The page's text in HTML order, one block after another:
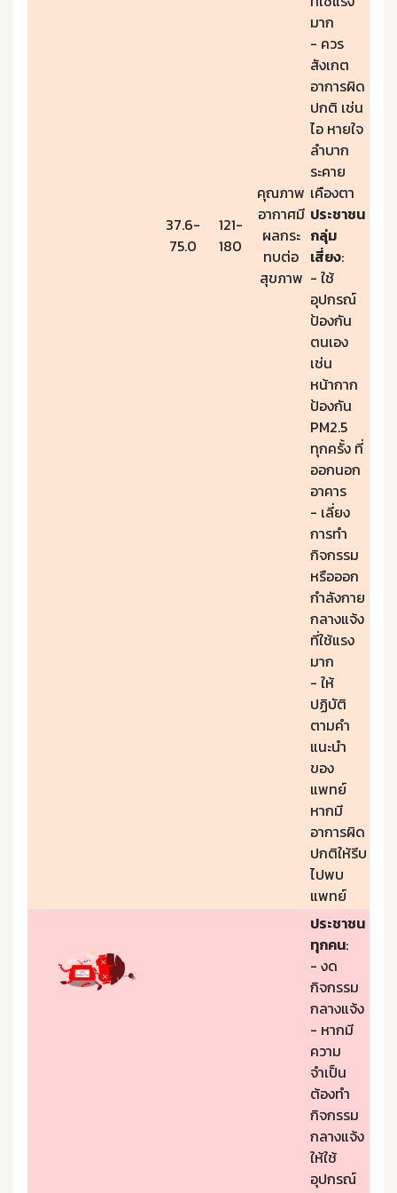
37.6-
75.0
121-
180
คุณภาพ
อากาศมี
ผลกระ
ทบต่อ
สุขภาพ
มาก
- ควร
สังเกต
อาการผิด
ปกติ เช่น
ไอ หายใจ
ลำบาก
ระคาย
เคืองตา
ประชาชน
กลุ่ม
เสี่ยง:
- ใช้
อุปกรณ์
ป้องกัน
ตนเอง
เช่น
หน้ากาก
ป้องกัน
PM2.5
ทุกครั้ง ที่
ออกนอก
อาคาร
- เลี่ยง
การทำ
กิจกรรม
หรือออก
กำลังกาย
กลางแจ้ง
ที่ใช้แรง
มาก
- ให้
ปฏิบัติ
ตามคำ
แนะนำ
ของ
แพทย์
หากมี
อาการผิด
ปกติให้รีบ
ไปพบ
แพทย์
ประชาชน
ทุกคน:
- งด
กิจกรรม
กลางแจ้ง
- หากมี
ความ
จำเป็น
ต้องทำ
กิจกรรม
กลางแจ้ง
ให้ใช้
อุปกรณ์